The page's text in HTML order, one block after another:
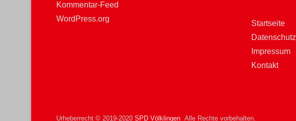
Kommentar-Feed
WordPress.org
Startseite
Datenschutz
Impressum
Kontakt
Urheberrecht © 2019-2020 SPD Völklingen Alle Rechte vorbehalten.